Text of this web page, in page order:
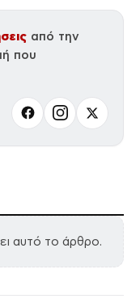
από την
που
αυτό το άρθρο.